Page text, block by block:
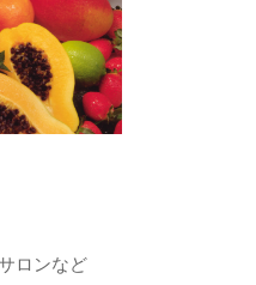
ロンなど